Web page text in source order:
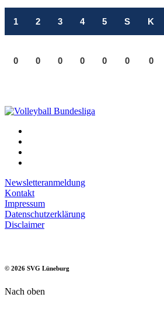
1 2 3 4 5 S K
0 0 0 0 0 0 0
Newsletteranmeldung
Kontakt
Impressum
Datenschutzerklärung
Disclaimer
© 2026 SVG Lüneburg
Nach oben